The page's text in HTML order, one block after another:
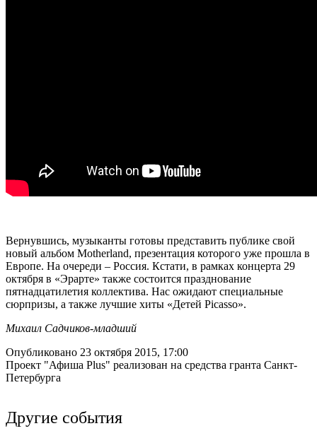
Вернувшись, музыканты готовы представить публике свой
новый альбом Motherland, презентация которого уже прошла в
Европе. На очереди – Россия. Кстати, в рамках концерта 29
октября в «Эрарте» также состоится празднование
пятнадцатилетия коллектива. Нас ожидают специальные
сюрпризы, а также лучшие хиты «Детей Picasso».
Михаил Садчиков-младший
Опубликовано 23 октября 2015, 17:00
Проект "Афиша Plus" реализован на средства гранта Санкт-
Петербурга
Другие события